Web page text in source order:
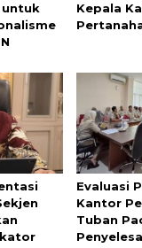
untuk
Kepala
Evaluasi
Kantor
Tuban